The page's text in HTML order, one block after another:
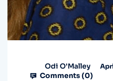
Odi O'Malley
Comments (0)